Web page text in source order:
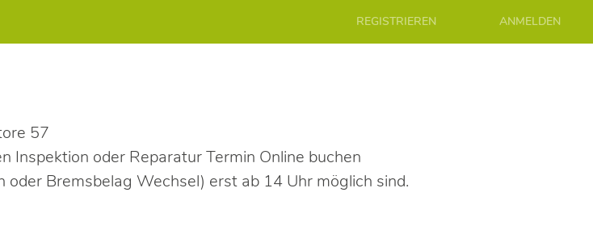
REGISTRIEREN ANMELDEN
57
Inspektion oder Reparatur Termin Online buchen
oder Bremsbelag Wechsel) erst ab 14 Uhr möglich sind.